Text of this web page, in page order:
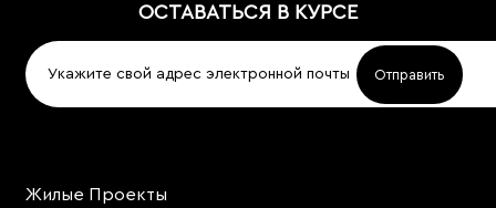
ОСТАВАТЬСЯ В КУРСЕ
Project
Жилые Проекты